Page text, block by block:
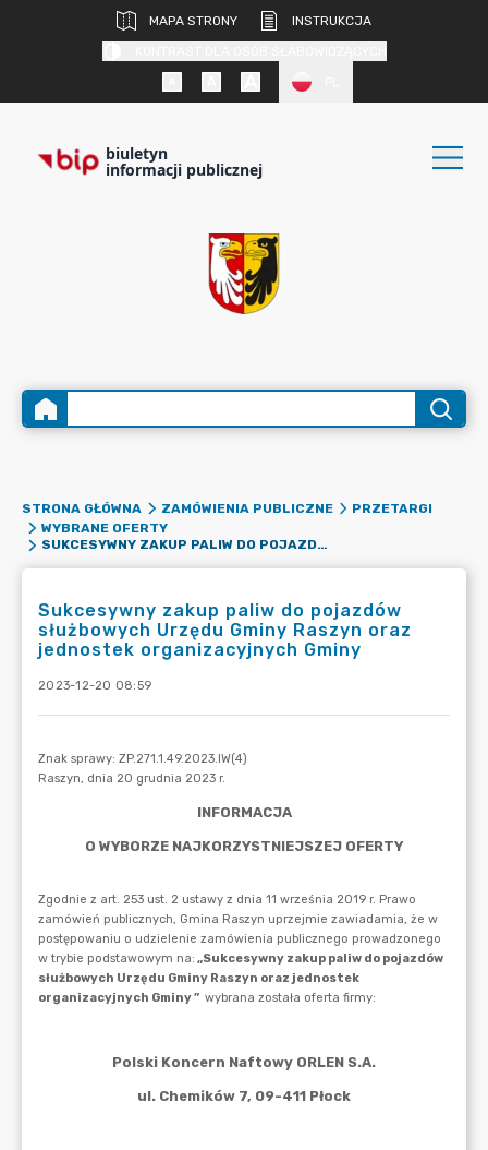
MAPA STRONY
INSTRUKCJA
biuletyn
informacji publicznej
STRONA GŁÓWNA ZAMÓWIENIA PUBLICZNE
PRZETARGI
WYBRANE OFERTY
SUKCESYWNY ZAKUP PALIW DO POJAZDÓW SŁUŻBOWYCH URZĘDU GMINY RASZYN ORAZ JEDNOSTEK ORGANIZACYJNYCH GMINY
Sukcesywny zakup paliw do pojazdów
służbowych Urzędu Gminy Raszyn oraz
jednostek organizacyjnych Gminy
2023-12-20 08:59